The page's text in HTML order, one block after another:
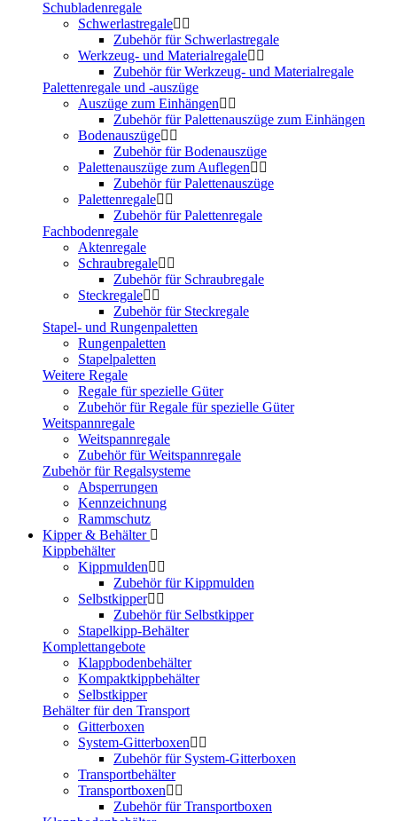
Schubladenregale
Schwerlastregale
Zubehör für Schwerlastregale
Werkzeug- und Materialregale
Zubehör für Werkzeug- und Materialregale
Palettenregale und -auszüge
Auszüge zum Einhängen
Zubehör für Palettenauszüge zum Einhängen
Bodenauszüge
Zubehör für Bodenauszüge
Palettenauszüge zum Auflegen
Zubehör für Palettenauszüge
Palettenregale
Zubehör für Palettenregale
Fachbodenregale
Aktenregale
Schraubregale
Zubehör für Schraubregale
Steckregale
Zubehör für Steckregale
Stapel- und Rungenpaletten
Rungenpaletten
Stapelpaletten
Weitere Regale
Regale für spezielle Güter
Zubehör für Regale für spezielle Güter
Weitspannregale
Weitspannregale
Zubehör für Weitspannregale
Zubehör für Regalsysteme
Absperrungen
Kennzeichnung
Rammschutz
Kipper & Behälter
Kippbehälter
Kippmulden
Zubehör für Kippmulden
Selbstkipper
Zubehör für Selbstkipper
Stapelkipp-Behälter
Komplettangebote
Klappbodenbehälter
Kompaktkippbehälter
Selbstkipper
Behälter für den Transport
Gitterboxen
System-Gitterboxen
Zubehör für System-Gitterboxen
Transportbehälter
Transportboxen
Zubehör für Transportboxen